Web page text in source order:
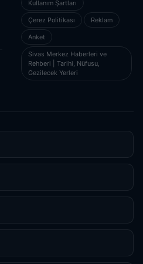
Kullanım Şartları
Çerez Politikası Reklam
Anket
Sivas Merkez Haberleri ve
Rehberi | Tarihi, Nüfusu,
Gezilecek Yerleri